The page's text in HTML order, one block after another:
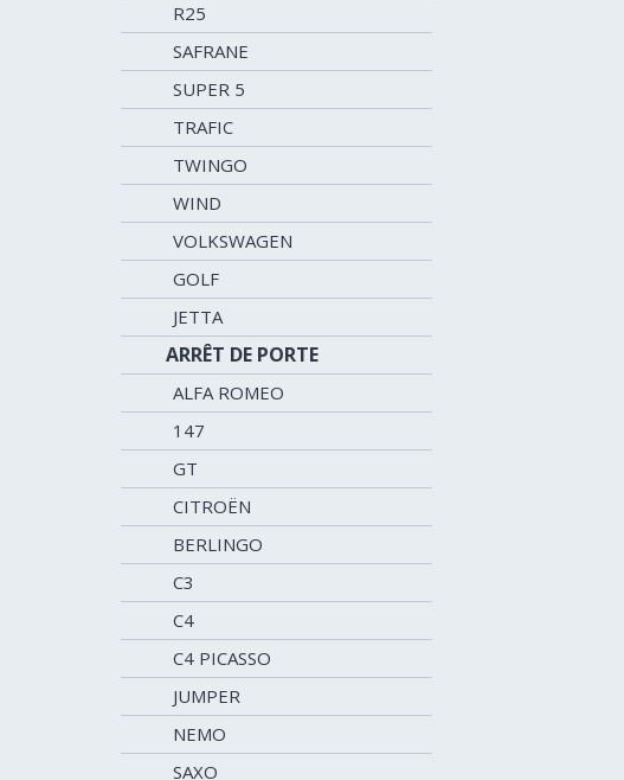
R25
SAFRANE
SUPER 5
TRAFIC
TWINGO
WIND
VOLKSWAGEN
GOLF
JETTA
ARRÊT DE PORTE
ALFA ROMEO
147
GT
CITROËN
BERLINGO
C3
C4
C4 PICASSO
JUMPER
NEMO
SAXO